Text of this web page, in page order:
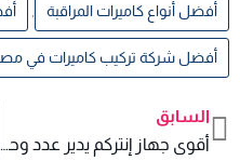
أفضل أنواع كاميرات المراقبة
أفضل شركة تركيب كاميرات في
Prev
السابق
أقوى جهاز إنتركم يدير عدد وحدات ضخم